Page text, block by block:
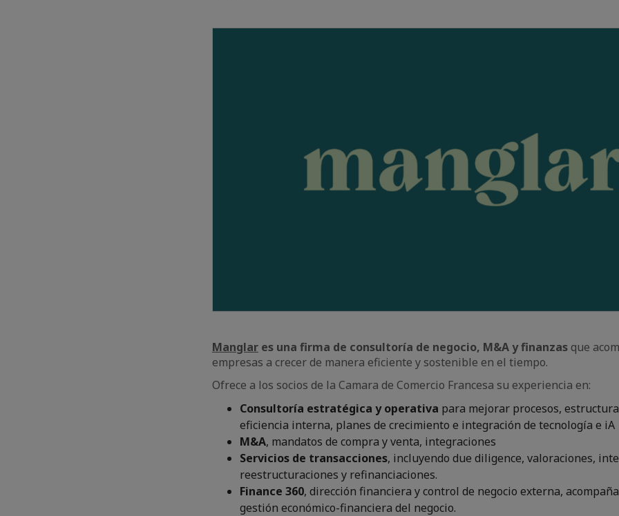
Manglar es una firma de consultoría de negocio, M&A y finanzasque
empresas a crecer de manera eficiente y sostenible en el tiempo.
Ofrece a los socios de la Camara de Comercio Francesa su experiencia en:
Consultoría estratégica y operativa para mejorar procesos,
eficiencia interna, planes de crecimiento e integración de tecnología e iA
M&A, mandatos de compra y venta, integraciones
Servicios de transacciones, incluyendo due diligence, valoraciones,
reestructuraciones y refinanciaciones.
Finance 360, dirección financiera y control de negocio externa,
gestión económico-financiera del negocio.